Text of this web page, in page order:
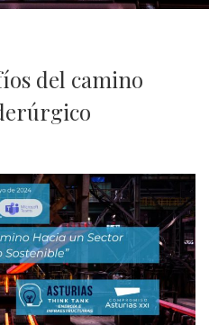
del camino